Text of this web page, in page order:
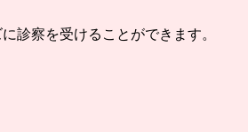
診察を受けることができます。